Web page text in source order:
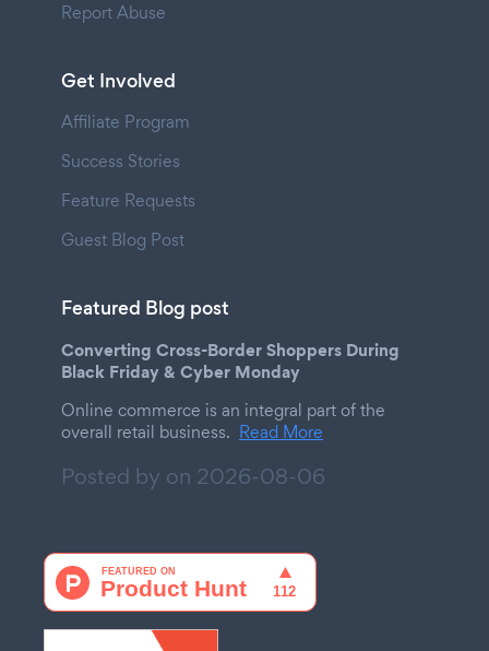
Report Abuse
Get Involved
Affiliate Program
Success Stories
Feature Requests
Guest Blog Post
Featured Blog post
Converting Cross-Border Shoppers During
Black Friday & Cyber Monday
Online commerce is an integral part of the
overall retail business. Read More
Posted by on 2026-08-06